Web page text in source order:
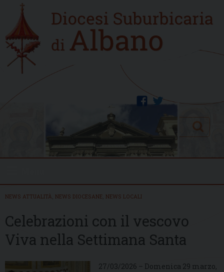
content
Home
new
twitter
facebook
Search
NEWS ATTUALITÀ NEWS DIOCESANE NEWS LOCALI
Celebrazioni con il vescovo
Viva nella Settimana Santa
27/03/2026 – Domenica 29 marzo,